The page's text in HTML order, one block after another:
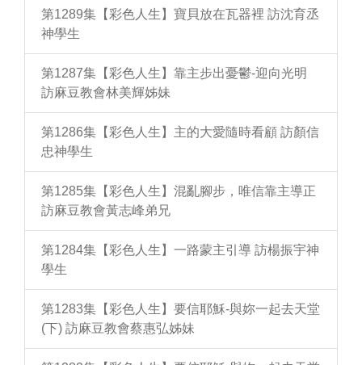
第1289集【彩色人生】寶貝放在瓦器裡 訪沈育丞
神學生
第1287集【彩色人生】靠主步出憂鬱-迎向光明
訪麻豆教會林美輝姊妹
第1286集【彩色人生】主的大愛隨時看顧 訪顏信
忠神學生
第1285集【彩色人生】混亂腳步，唯信靠主導正
訪麻豆教會黃志峰弟兄
第1284集【彩色人生】一路蒙主引導 訪楊振宇神
學生
第1283集【彩色人生】要信耶穌-與妳一起去天堂
(下) 訪麻豆教會蔡惠弘姊妹